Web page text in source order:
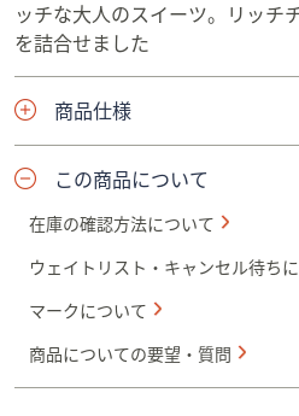
ッチな大人のスイーツ。リッチ
を詰合せました
商品仕様
この商品について
在庫の確認方法について
ウェイトリスト・キャンセル待ち
マークについて
商品についての要望・質問